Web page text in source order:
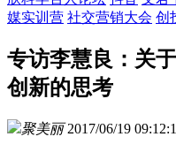
媒实训营 社交营销大会 创
专访李慧良：关
创新的思考
聚美丽 2017/06/19